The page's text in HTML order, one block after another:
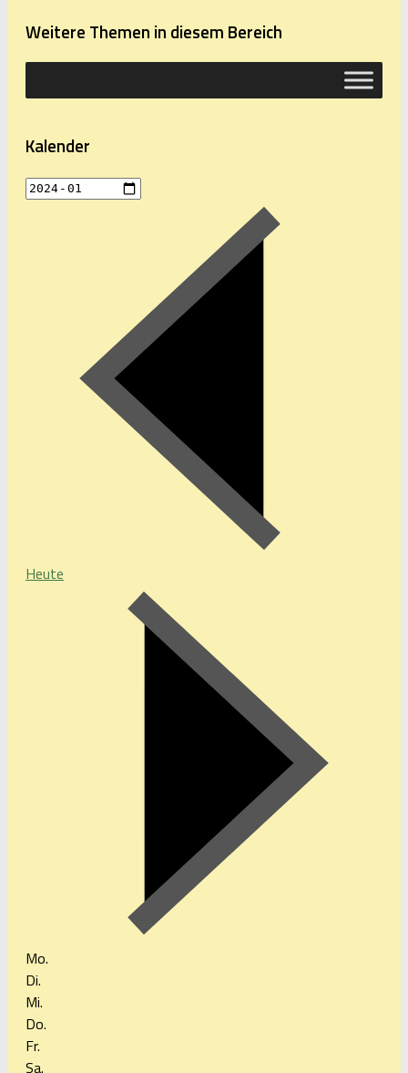
Weitere Themen in diesem Bereich
Kalender
Heute
Mo.
Di.
Mi.
Do.
Fr.
Sa.